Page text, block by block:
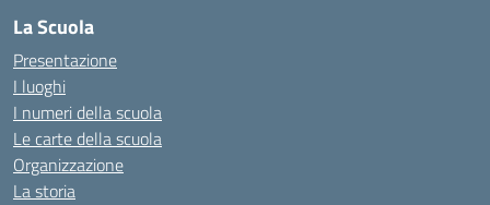
La Scuola
Presentazione
I luoghi
I numeri della scuola
Le carte della scuola
Organizzazione
La storia